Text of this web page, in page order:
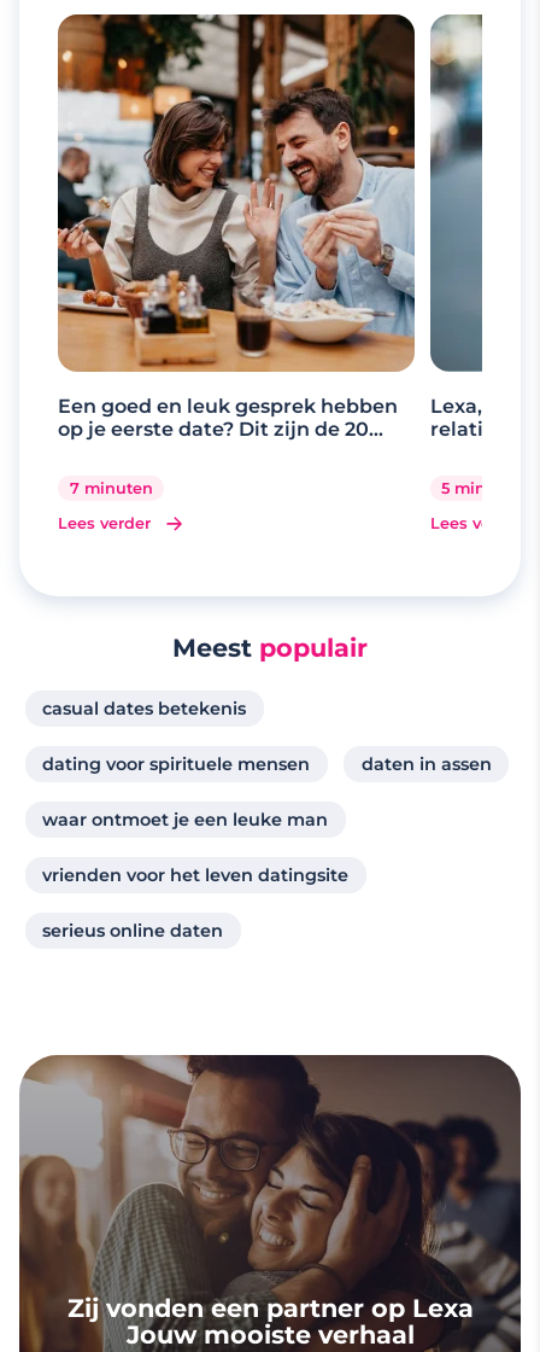
Een goed en leuk gesprek hebben
op je eerste date? Dit zijn de 20
7 minuten
Lees verder
Lexa, de
relaties
5 minuten
Lees verder
Meest populair
casual dates betekenis
dating voor spirituele mensen daten in assen
waar ontmoet je een leuke man
vrienden voor het leven datingsite
serieus online daten
Zij vonden een partner op Lexa
Jouw mooiste verhaal